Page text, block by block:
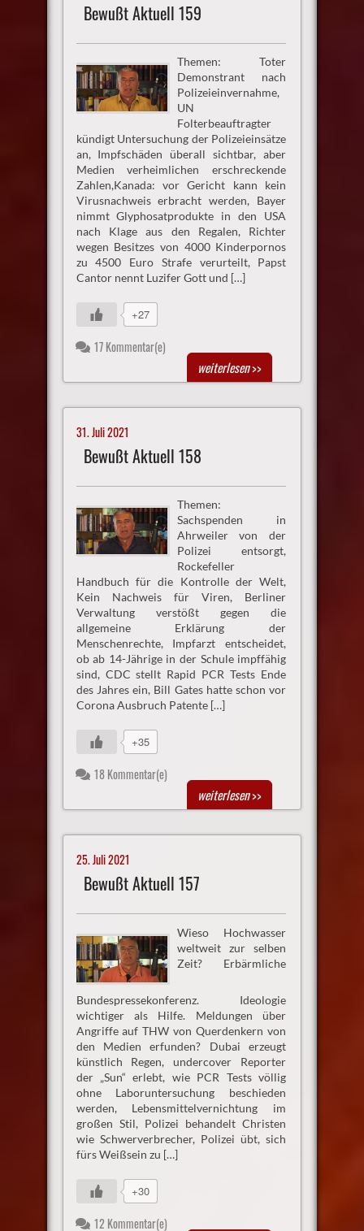
Bewußt Aktuell 159
Themen: Toter
Demonstrant nach
Polizeieinvernahme,
UN
Folterbeauftragter
kündigt Untersuchung der Polizeieinsätze
an, Impfschäden überall sichtbar, aber
Medien verheimlichen erschreckende
Zahlen,Kanada: vor Gericht kann kein
Virusnachweis erbracht werden, Bayer
nimmt Glyphosatprodukte in den USA
nach Klage aus den Regalen, Richter
wegen Besitzes von 4000 Kinderpornos
zu 4500 Euro Strafe verurteilt, Papst
Cantor nennt Luzifer Gott und […]
+27
17 Kommentar(e)
weiterlesen>>
31. Juli 2021
Bewußt Aktuell 158
Themen:
Sachspenden in
Ahrweiler von der
Polizei entsorgt,
Rockefeller
Handbuch für die Kontrolle der Welt,
Kein Nachweis für Viren, Berliner
Verwaltung verstößt gegen die
allgemeine Erklärung der
Menschenrechte, Impfarzt entscheidet,
ob ab 14-Jährige in der Schule impffähig
sind, CDC stellt Rapid PCR Tests Ende
des Jahres ein, Bill Gates hatte schon vor
Corona Ausbruch Patente […]
+35
18 Kommentar(e)
weiterlesen>>
25. Juli 2021
Bewußt Aktuell 157
Wieso Hochwasser
weltweit zur selben
Zeit? Erbärmliche
Bundespressekonferenz. Ideologie
wichtiger als Hilfe. Meldungen über
Angriffe auf THW von Querdenkern von
den Medien erfunden? Dubai erzeugt
künstlich Regen, undercover Reporter
der „Sun“ erlebt, wie PCR Tests völlig
ohne Laboruntersuchung beschieden
werden, Lebensmittelvernichtung im
großen Stil, Polizei behandelt Christen
wie Schwerverbrecher, Polizei übt, sich
fürs Weißsein zu […]
+30
12 Kommentar(e)